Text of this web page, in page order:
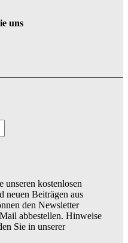
uns
kostenlosen
neuen Beiträgen aus
den Newsletter
abbestellen. Hinweise
Sie in unserer